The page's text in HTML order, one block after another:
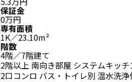
保証金
0万円
専有面積
1K／23.10m²
階数
4階／7階建て
2階以上 南向き部屋 システムキッチ
2口コンロ バス・トイレ別 温水洗浄